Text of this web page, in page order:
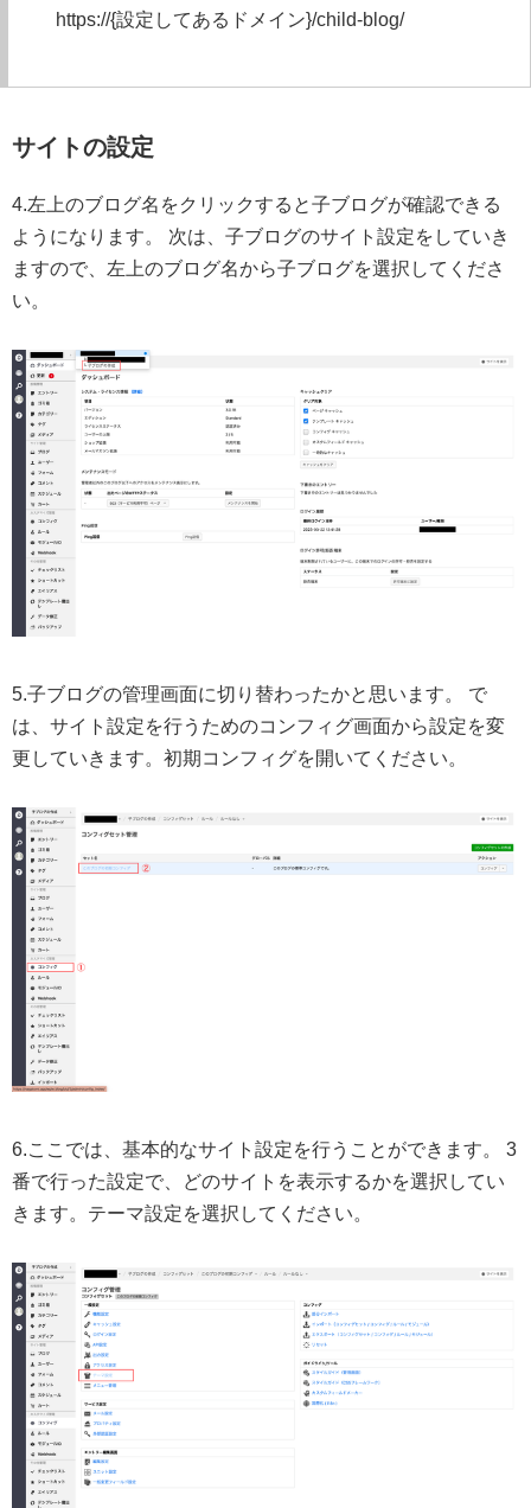
https://{設定してあるドメイン}/child-blog/
サイトの設定
4.左上のブログ名をクリックすると子ブログが確認できる
ようになります。 次は、子ブログのサイト設定をしていき
ますので、左上のブログ名から子ブログを選択してくださ
い。
5.子ブログの管理画面に切り替わったかと思います。 で
は、サイト設定を行うためのコンフィグ画面から設定を変
更していきます。初期コンフィグを開いてください。
6.ここでは、基本的なサイト設定を行うことができます。 3
番で行った設定で、どのサイトを表示するかを選択してい
きます。テーマ設定を選択してください。